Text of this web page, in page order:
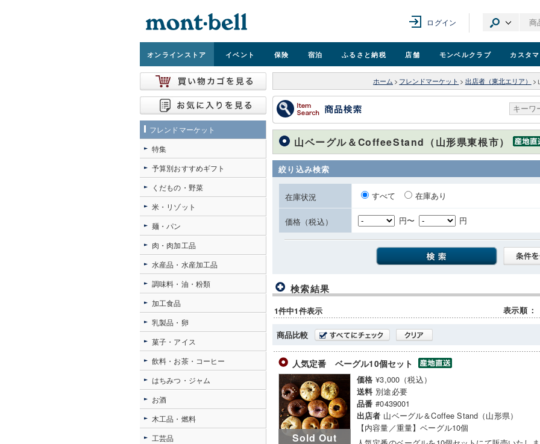
ログイン
オンラインストア イベント 保険 宿泊 ふるさと納税 店舗 モンベルクラブ カスタ
ホーム > フレンドマーケット > 出店者（東北エリア） >
山ベーグル＆CoffeeStand（山形県東根市）
絞り込み検索
在庫状況 すべて 在庫あり
価格（税込） 円〜 円
検索結果
1件中1件表示 表示順 ：
商品比較
人気定番 ベーグル10個セット
Sold Out
価格 ¥3,000（税込）
送料 別途必要
品番 #0439001
出店者 山ベーグル＆Coffee Stand（山形県）
【内容量／重量】ベーグル10個
フレンドマーケット
特集
予算別おすすめギフト
くだもの・野菜
米・リゾット
麺・パン
肉・肉加工品
水産品・水産加工品
調味料・油・粉類
加工食品
乳製品・卵
菓子・アイス
飲料・お茶・コーヒー
はちみつ・ジャム
お酒
木工品・燃料
工芸品